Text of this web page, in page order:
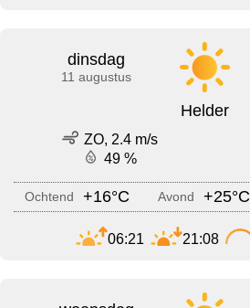
dinsdag
11 augustus
Helder
ZO, 2.4 m/s
49 %
Ochtend +16°C Avond +25°C
06:21 21:08